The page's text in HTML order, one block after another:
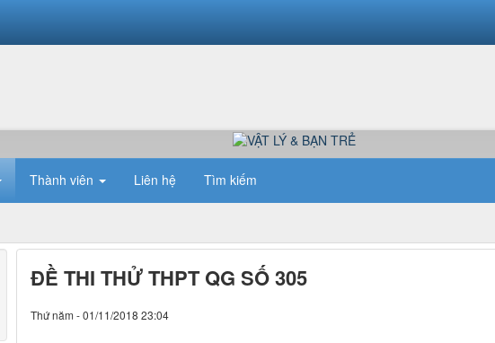
Thành viên Liên hệ Tìm kiếm
ĐỀ THI THỬ THPT QG SỐ 305
Thứ năm - 01/11/2018 23:04